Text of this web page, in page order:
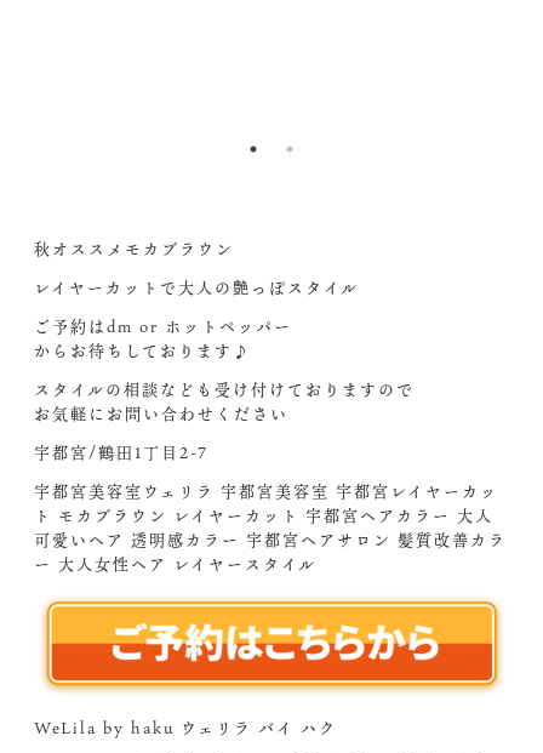
秋オススメモカブラウン
レイヤーカットで大人の艶っぽスタイル
ご予約はdm or ホットペッパー
からお待ちしております♪
スタイルの相談なども受け付けておりますので
お気軽にお問い合わせください‍
宇都宮/鶴田1丁目2-7
宇都宮美容室ウェリラ 宇都宮美容室 宇都宮レイヤーカッ
ト モカブラウン レイヤーカット 宇都宮ヘアカラー 大人
可愛いヘア 透明感カラー 宇都宮ヘアサロン 髪質改善カラ
ー 大人女性ヘア レイヤースタイル
WeLila by haku ウェリラ バイ ハク